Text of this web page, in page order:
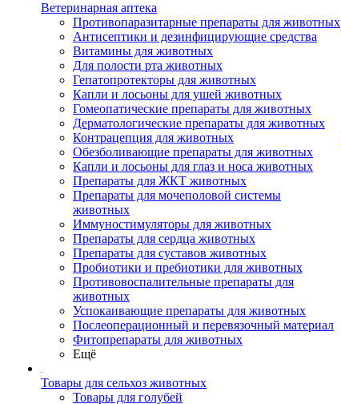
Ветеринарная аптека
Противопаразитарные препараты для животных
Антисептики и дезинфицирующие средства
Витамины для животных
Для полости рта животных
Гепатопротекторы для животных
Капли и лосьоны для ушей животных
Гомеопатические препараты для животных
Дерматологические препараты для животных
Контрацепция для животных
Обезболивающие препараты для животных
Капли и лосьоны для глаз и носа животных
Препараты для ЖКТ животных
Препараты для мочеполовой системы
животных
Иммуностимуляторы для животных
Препараты для сердца животных
Препараты для суставов животных
Пробиотики и пребиотики для животных
Противовоспалительные препараты для
животных
Успокаивающие препараты для животных
Послеоперационный и перевязочный материал
Фитопрепараты для животных
Ещё
Товары для сельхоз животных
Товары для голубей